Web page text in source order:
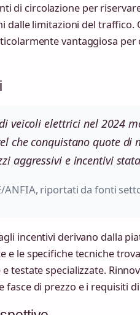
di circolazione per
dalle limitazioni del
vantaggiosa
veicoli elettrici nel 2024
che conquistano quote
aggressivi e incentivi
ANFIA, riportati da fonti
incentivi derivano dalla
e le specifiche tecniche
testate specializzate.
fasce di prezzo e i requisiti